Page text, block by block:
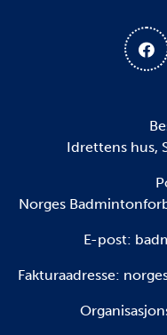
Idrettens hus,
Norges
E-post:
Fakturaadresse: